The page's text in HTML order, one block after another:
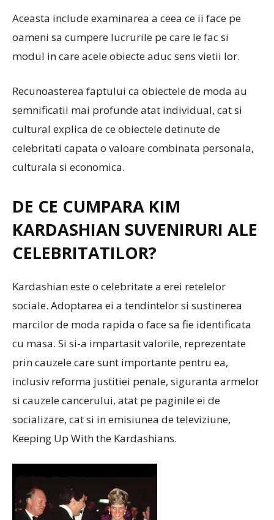
Aceasta include examinarea a ceea ce ii face pe
oameni sa cumpere lucrurile pe care le fac si
modul in care acele obiecte aduc sens vietii lor.
Recunoasterea faptului ca obiectele de moda au
semnificatii mai profunde atat individual, cat si
cultural explica de ce obiectele detinute de
celebritati capata o valoare combinata personala,
culturala si economica.
DE CE CUMPARA KIM
KARDASHIAN SUVENIRURI ALE
CELEBRITATILOR?
Kardashian este o celebritate a erei retelelor
sociale. Adoptarea ei a tendintelor si sustinerea
marcilor de moda rapida o face sa fie identificata
cu masa. Si si-a impartasit valorile, reprezentate
prin cauzele care sunt importante pentru ea,
inclusiv reforma justitiei penale, siguranta armelor
si cauzele cancerului, atat pe paginile ei de
socializare, cat si in emisiunea de televiziune,
Keeping Up With the Kardashians.